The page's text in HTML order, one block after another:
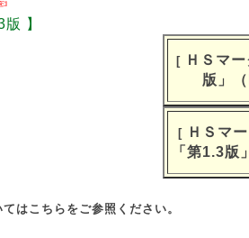
】
[ ＨＳマ
版」
[ ＨＳマ
「第1.3版
はこちらをご参照ください。